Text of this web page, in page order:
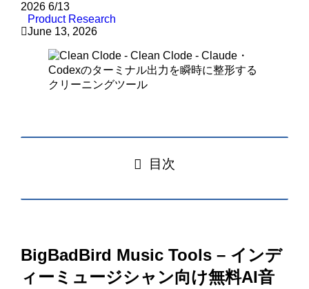
2026 6/13
Product Research
June 13, 2026
目次
BigBadBird Music Tools – インデ
ィーミュージシャン向け無料AI音